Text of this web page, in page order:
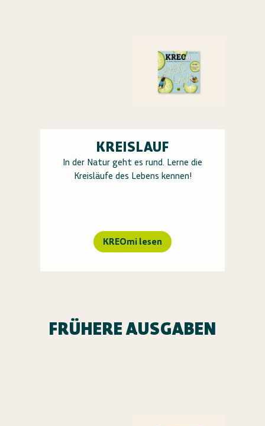
KREISLAUF
In der Natur geht es rund. Lerne die
Kreisläufe des Lebens kennen!
KREOmi lesen
FRÜHERE AUSGABEN